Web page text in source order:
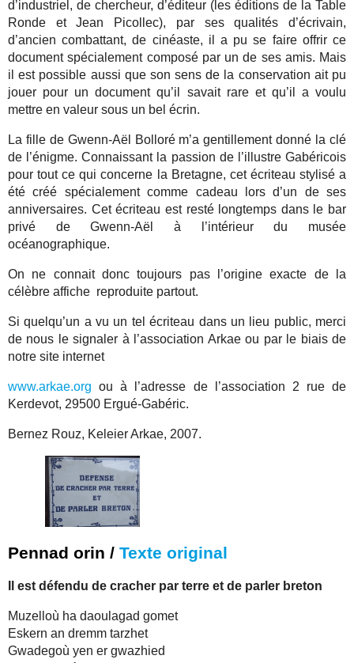
d’industriel, de chercheur, d’éditeur (les éditions de la Table
Ronde et Jean Picollec), par ses qualités d’écrivain,
d’ancien combattant, de cinéaste, il a pu se faire offrir ce
document spécialement composé par un de ses amis. Mais
il est possible aussi que son sens de la conservation ait pu
jouer pour un document qu’il savait rare et qu’il a voulu
mettre en valeur sous un bel écrin.
La fille de Gwenn-Aël Bolloré m’a gentillement donné la clé
de l’énigme. Connaissant la passion de l’illustre Gabéricois
pour tout ce qui concerne la Bretagne, cet écriteau stylisé a
été créé spécialement comme cadeau lors d’un de ses
anniversaires. Cet écriteau est resté longtemps dans le bar
privé de Gwenn-Aël à l’intérieur du musée
océanographique.
On ne connait donc toujours pas l’origine exacte de la
célèbre affiche reproduite partout.
Si quelqu’un a vu un tel écriteau dans un lieu public, merci
de nous le signaler à l’association Arkae ou par le biais de
notre site internet
www.arkae.org ou à l’adresse de l’association 2 rue de
Kerdevot, 29500 Ergué-Gabéric.
Bernez Rouz, Keleier Arkae, 2007.
Pennad orin / Texte original
Il est défendu de cracher par terre et de parler breton
Muzelloù ha daoulagad gomet
Eskern an dremm tarzhet
Gwadegoù yen er gwazhied